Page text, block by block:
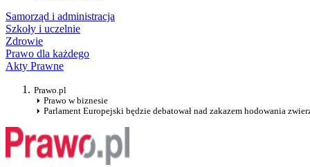
Samorząd i administracja
Szkoły i uczelnie
Zdrowie
Prawo dla każdego
Akty Prawne
Prawo.pl
Prawo w biznesie
Parlament Europejski będzie debatował nad zakazem hodowania